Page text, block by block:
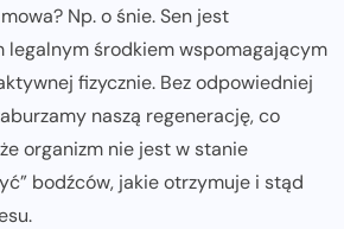
Np. o śnie. Sen jest
legalnym środkiem wspomagającym
fizycznie. Bez odpowiedniej
naszą regenerację, co
organizm nie jest w stanie
bodźców, jakie otrzymuje i stąd